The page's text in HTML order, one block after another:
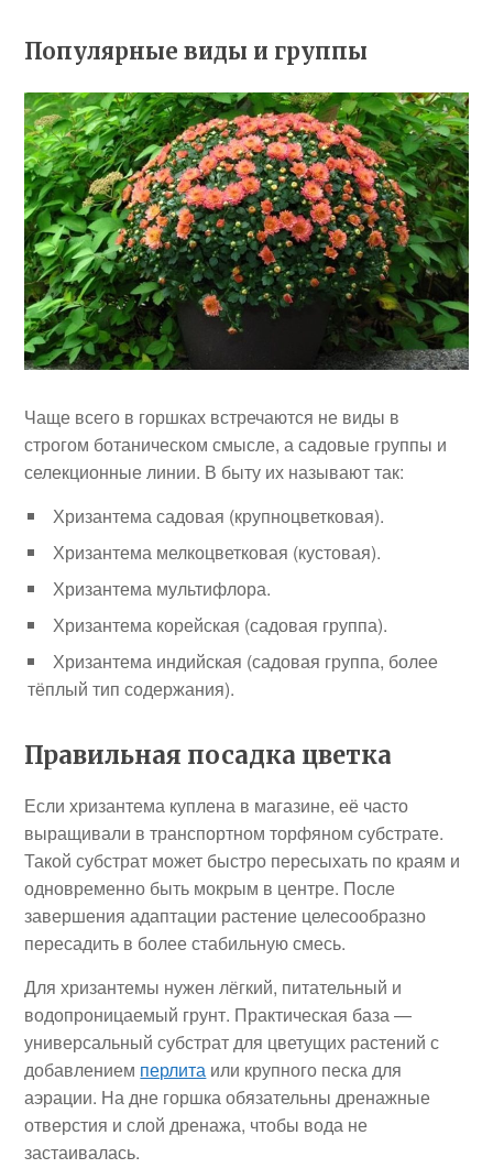
Популярные виды и группы
Чаще всего в горшках встречаются не виды в
строгом ботаническом смысле, а садовые группы и
селекционные линии. В быту их называют так:
Хризантема садовая (крупноцветковая).
Хризантема мелкоцветковая (кустовая).
Хризантема мультифлора.
Хризантема корейская (садовая группа).
Хризантема индийская (садовая группа, более
тёплый тип содержания).
Правильная посадка цветка
Если хризантема куплена в магазине, её часто
выращивали в транспортном торфяном субстрате.
Такой субстрат может быстро пересыхать по краям и
одновременно быть мокрым в центре. После
завершения адаптации растение целесообразно
пересадить в более стабильную смесь.
Для хризантемы нужен лёгкий, питательный и
водопроницаемый грунт. Практическая база —
универсальный субстрат для цветущих растений с
добавлением перлита или крупного песка для
аэрации. На дне горшка обязательны дренажные
отверстия и слой дренажа, чтобы вода не
застаивалась.